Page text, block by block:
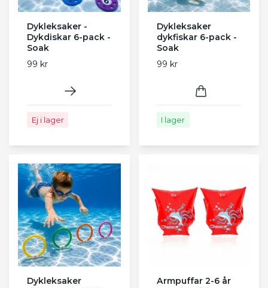
Dykleksaker -
Dykdiskar 6-pack -
Soak
99 kr
Ej i lager
Dykleksaker
dykfiskar 6-pack -
Soak
99 kr
I lager
Dykleksaker
Armpuffar 2-6 år